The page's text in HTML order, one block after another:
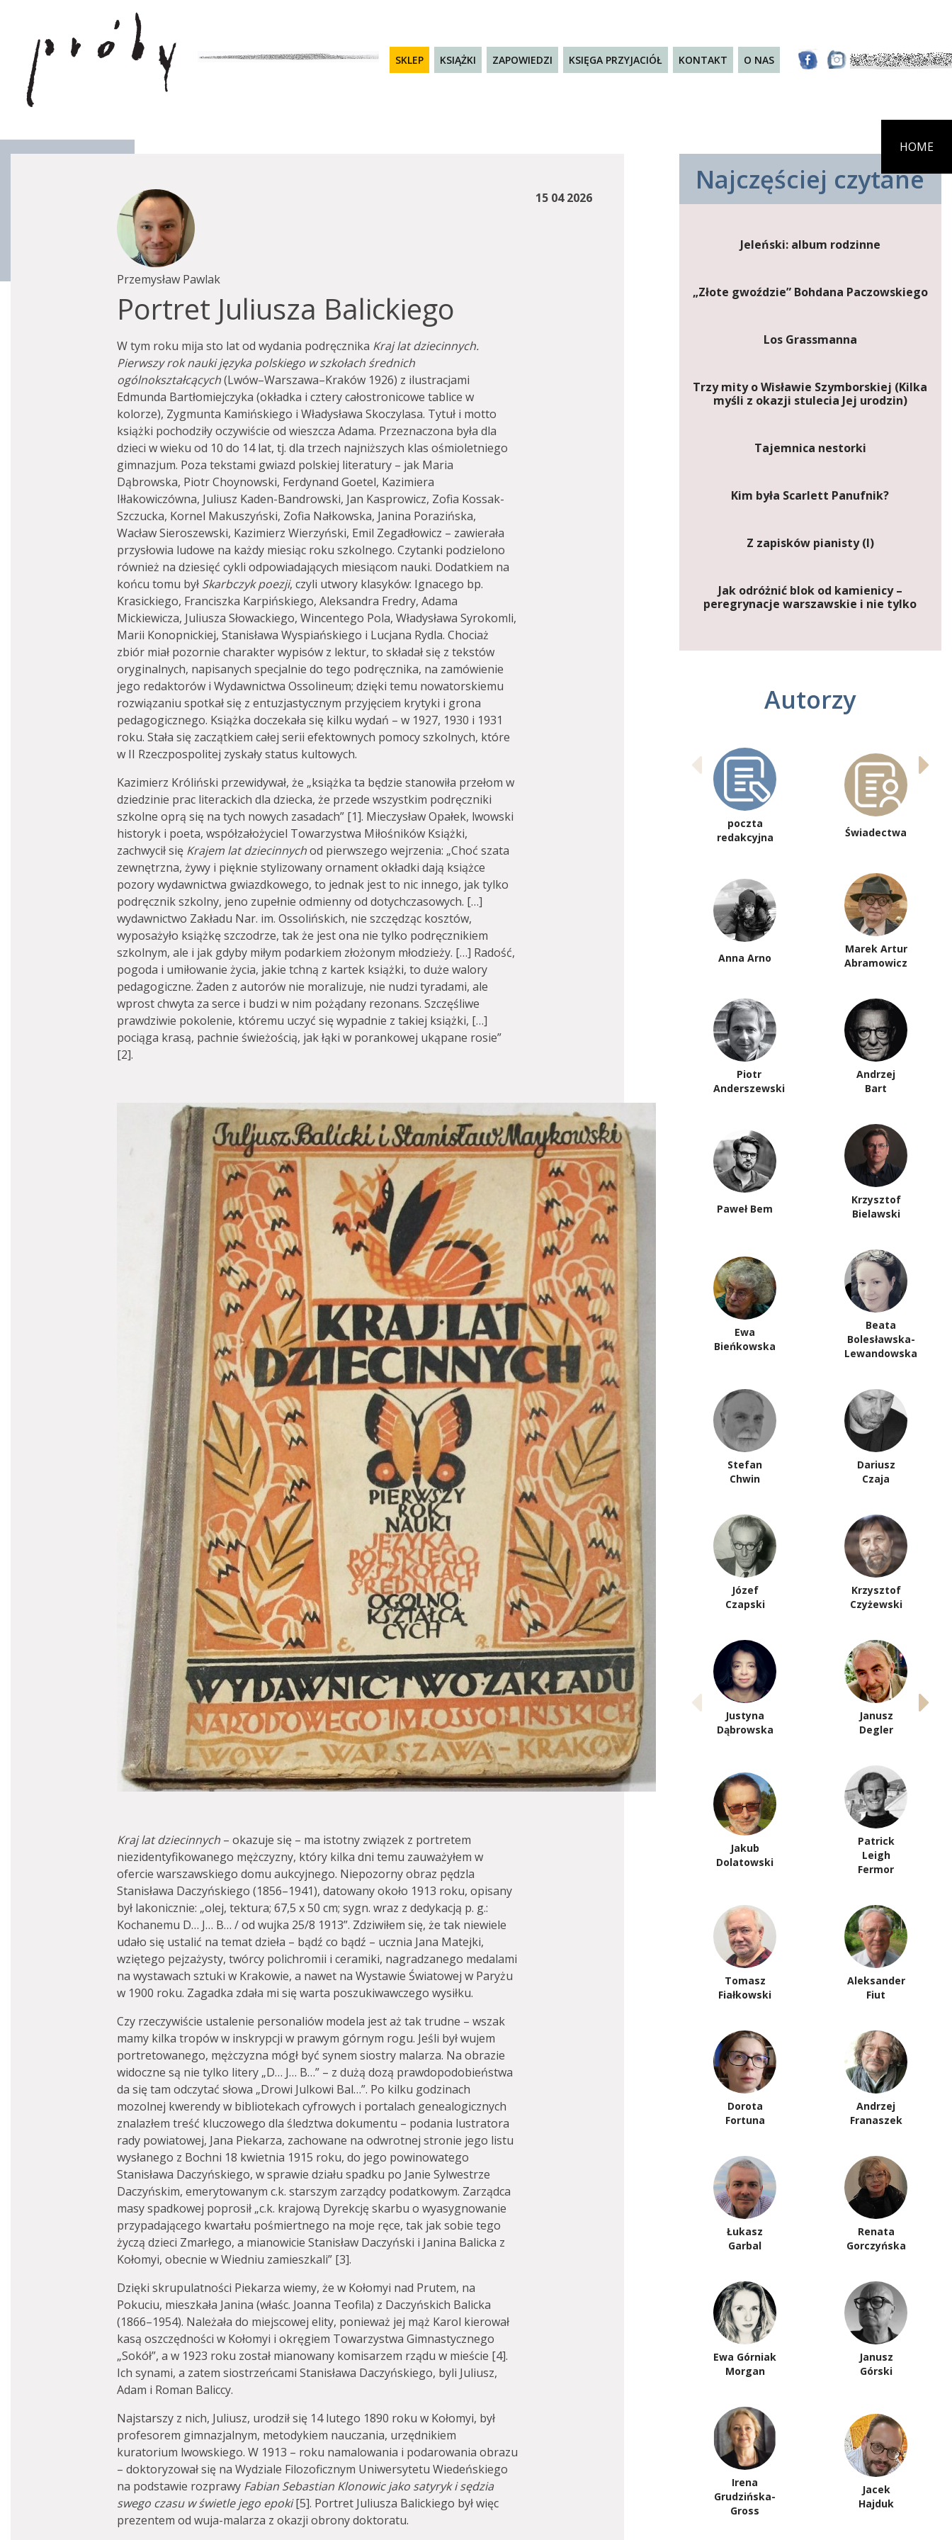
SKLEP KSIĄŻKI ZAPOWIEDZI KSIĘGA PRZYJACIÓŁ KONTAKT O NAS
HOME
15 04 2026
Przemysław Pawlak
Portret Juliusza Balickiego
W tym roku mija sto lat od wydania podręcznika Kraj‎ ‎lat‎ ‎dziecinnych.
Pierwszy rok nauki języka polskiego w szkołach średnich
ogólnokształcących(Lwów–Warszawa–Kraków 1926) z ilustracjami
Edmunda Bartłomiejczyka (okładka i cztery całostronicowe tablice w
kolorze), Zygmunta Kamińskiego i Władysława Skoczylasa. Tytuł i motto
książki pochodziły oczywiście od wieszcza Adama. Przeznaczona była dla
dzieci w wieku od 10 do 14 lat, tj. dla trzech najniższych klas ośmioletniego
gimnazjum. Poza tekstami gwiazd polskiej literatury – jak Maria
Dąbrowska, Piotr Choynowski, Ferdynand Goetel, Kazimiera
Iłłakowiczówna, Juliusz Kaden-Bandrowski, Jan Kasprowicz, Zofia Kossak-
Szczucka, Kornel Makuszyński, Zofia Nałkowska, Janina Porazińska,
Wacław Sieroszewski, Kazimierz Wierzyński, Emil Zegadłowicz – zawierała
przysłowia ludowe na każdy miesiąc roku szkolnego. Czytanki podzielono
również na dziesięć cykli odpowiadających miesiącom nauki. Dodatkiem na
końcu tomu był Skarbczyk poezji, czyli utwory klasyków: Ignacego bp.
Krasickiego, Franciszka Karpińskiego, Aleksandra Fredry, Adama
Mickiewicza, Juliusza Słowackiego, Wincentego Pola, Władysława Syrokomli,
Marii Konopnickiej, Stanisława Wyspiańskiego i Lucjana Rydla. Chociaż
zbiór miał pozornie charakter wypisów z lektur, to składał się z tekstów
oryginalnych, napisanych specjalnie do tego podręcznika, na zamówienie
jego redaktorów i Wydawnictwa Ossolineum; dzięki temu nowatorskiemu
rozwiązaniu spotkał się z entuzjastycznym przyjęciem krytyki i grona
pedagogicznego. Książka doczekała się kilku wydań – w 1927, 1930 i 1931
roku. Stała się zaczątkiem całej serii efektownych pomocy szkolnych, które
w II Rzeczpospolitej zyskały status kultowych.
Kazimierz Króliński przewidywał, że „książka ta będzie stanowiła przełom w
dziedzinie prac literackich dla dziecka, że przede wszystkim podręczniki
szkolne oprą się na tych nowych zasadach” [1]. Mieczysław Opałek, lwowski
historyk i poeta, współzałożyciel Towarzystwa Miłośników Książki,
zachwycił się Krajem lat dziecinnychod pierwszego wejrzenia: „Choć szata
zewnętrzna, żywy i pięknie stylizowany ornament okładki dają książce
pozory wydawnictwa gwiazdkowego, to jednak jest to nic innego, jak tylko
podręcznik szkolny, jeno zupełnie odmienny od dotychczasowych. […]
wydawnictwo Zakładu Nar. im. Ossolińskich, nie szczędząc kosztów,
wyposażyło książkę szczodrze, tak że jest ona nie tylko podręcznikiem
szkolnym, ale i jak gdyby miłym podarkiem złożonym młodzieży. […] Radość,
pogoda i umiłowanie życia, jakie tchną z kartek książki, to duże walory
pedagogiczne. Żaden z autorów nie moralizuje, nie nudzi tyradami, ale
wprost chwyta za serce i budzi w nim pożądany rezonans. Szczęśliwe
prawdziwie pokolenie, któremu uczyć się wypadnie z takiej książki, […]
pociąga krasą, pachnie świeżością, jak łąki w porankowej ukąpane rosie”
[2].
Kraj lat dziecinnych – okazuje się – ma istotny związek z portretem
niezidentyfikowanego mężczyzny, który kilka dni temu zauważyłem w
ofercie warszawskiego domu aukcyjnego. Niepozorny obraz pędzla
Stanisława Daczyńskiego (1856–1941), datowany około 1913 roku, opisany
był lakonicznie: „olej, tektura; 67,5 x 50 cm; sygn. wraz z dedykacją p. g.:
Kochanemu D… J… B… / od wujka 25/8 1913”. Zdziwiłem się, że tak niewiele
udało się ustalić na temat dzieła – bądź co bądź – ucznia Jana Matejki,
wziętego pejzażysty, twórcy polichromii i ceramiki, nagradzanego medalami
na wystawach sztuki w Krakowie, a nawet na Wystawie Światowej w Paryżu
w 1900 roku. Zagadka zdała mi się warta poszukiwawczego wysiłku.
Czy rzeczywiście ustalenie personaliów modela jest aż tak trudne – wszak
mamy kilka tropów w inskrypcji w prawym górnym rogu. Jeśli był wujem
portretowanego, mężczyzna mógł być synem siostry malarza. Na obrazie
widoczne są nie tylko litery „D… J… B…” – z dużą dozą prawdopodobieństwa
da się tam odczytać słowa „Drowi Julkowi Bal…”. Po kilku godzinach
mozolnej kwerendy w bibliotekach cyfrowych i portalach genealogicznych
znalazłem treść kluczowego dla śledztwa dokumentu – podania lustratora
rady powiatowej, Jana Piekarza, zachowane na odwrotnej stronie jego listu
wysłanego z Bochni 18 kwietnia 1915 roku, do jego powinowatego
Stanisława Daczyńskiego, w sprawie działu spadku po Janie Sylwestrze
Daczyńskim, emerytowanym c.k. starszym zarządcy podatkowym. Zarządca
masy spadkowej poprosił „c.k. krajową Dyrekcję skarbu o wyasygnowanie
przypadającego kwartału pośmiertnego na moje ręce, tak jak sobie tego
życzą dzieci Zmarłego, a mianowicie Stanisław Daczyński i Janina Balicka z
Kołomyi, obecnie w Wiedniu zamieszkali” [3].
Dzięki skrupulatności Piekarza wiemy, że w Kołomyi nad Prutem, na
Pokuciu, mieszkała Janina (właśc. Joanna Teofila) z Daczyńskich Balicka
(1866–1954). Należała do miejscowej elity, ponieważ jej mąż Karol kierował
kasą oszczędności w Kołomyi i okręgiem Towarzystwa Gimnastycznego
„Sokół”, a w 1923 roku został mianowany komisarzem rządu w mieście [4].
Ich synami, a zatem siostrzeńcami Stanisława Daczyńskiego, byli Juliusz,
Adam i Roman Baliccy.
Najstarszy z nich, Juliusz, urodził się 14 lutego ‎1890 roku w Kołomyi, był
profesorem gimnazjalnym, metodykiem nauczania, urzędnikiem
kuratorium lwowskiego. W 1913 – roku namalowania i podarowania obrazu
– doktoryzował się na Wydziale Filozoficznym Uniwersytetu Wiedeńskiego
na podstawie rozprawy Fabian Sebastian Klonowic jako satyryk i sędzia
swego czasu w świetle jego epoki[5]. Portret Juliusza Balickiego był więc
prezentem od wuja-malarza z okazji obrony doktoratu.
Najczęściej czytane
Jeleński: album rodzinne
„Złote gwoździe” Bohdana Paczowskiego
Los Grassmanna
Trzy mity o Wisławie Szymborskiej (Kilka
myśli z okazji stulecia Jej urodzin)
Tajemnica nestorki
Kim była Scarlett Panufnik?
Z zapisków pianisty (I)
Jak odróżnić blok od kamienicy –
peregrynacje warszawskie i nie tylko
Autorzy
poczta
redakcyjna
Świadectwa
Anna Arno
Marek Artur
Abramowicz
Piotr
Anderszewski
Andrzej
Bart
Paweł Bem
Krzysztof
Bielawski
Ewa
Bieńkowska
Beata
Bolesławska-
Lewandowska
Stefan
Chwin
Dariusz
Czaja
Józef
Czapski
Krzysztof
Czyżewski
Justyna
Dąbrowska
Janusz
Degler
Jakub
Dolatowski
Patrick
Leigh
Fermor
Tomasz
Fiałkowski
Aleksander
Fiut
Dorota
Fortuna
Andrzej
Franaszek
Łukasz
Garbal
Renata
Gorczyńska
Ewa Górniak
Morgan
Janusz
Górski
Irena
Grudzińska-
Gross
Jacek
Hajduk